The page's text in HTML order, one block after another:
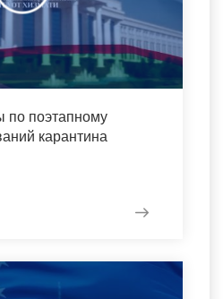
поэтапному
карантина